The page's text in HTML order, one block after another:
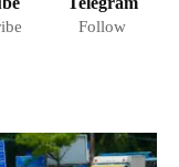
Follow